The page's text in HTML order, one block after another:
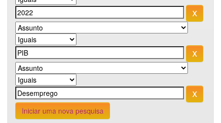
Iniciar uma nova pesquisa